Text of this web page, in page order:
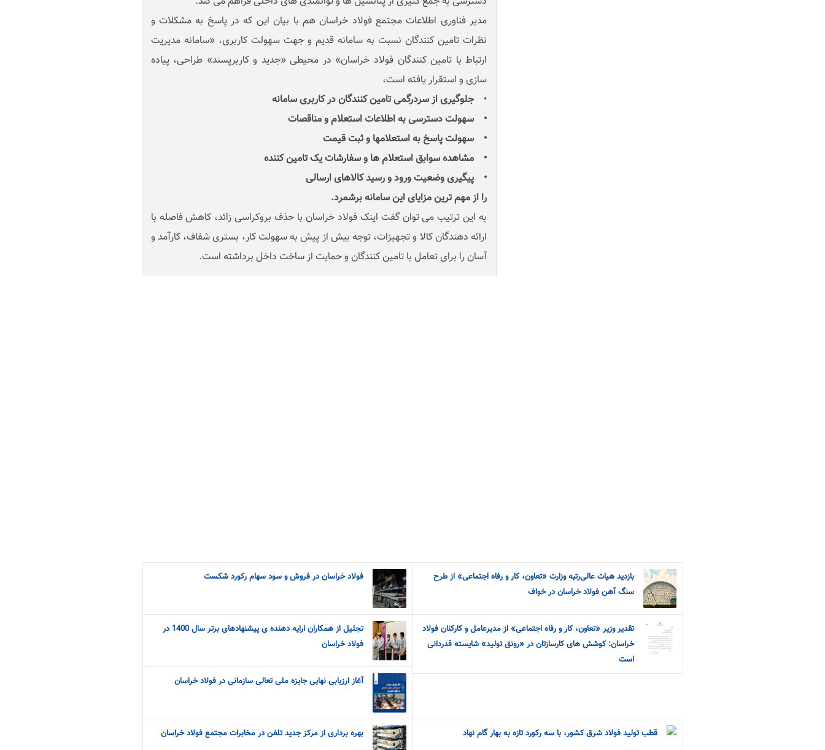
مدیر فناوری اطلاعات مجتمع فولاد خراسان هم با بیان این که در پاسخ به مشکلات و
نظرات تامین کنندگان نسبت به سامانه قدیم و جهت سهولت کاربری، «سامانه مدیریت
ارتباط با تامین کنندگان فولاد خراسان» در محیطی «جدید و کاربرپسند» طراحی، پیاده
سازی و استقرار یافته است،
•
جلوگیری از سردرگمی تامین کنندگان در کاربری سامانه
• سهولت دسترسی به اطلاعات استعلام و مناقصات
• سهولت پاسخ به استعلامها و ثبت قیمت
• مشاهده سوابق استعلام ها و سفارشات یک تامین کننده
• پیگیری وضعیت ورود و رسید کالاهای ارسالی
را از مهم ترین مزایای این سامانه برشمرد.
به این ترتیب می توان گفت اینک فولاد خراسان با حذف بروکراسی زائد، کاهش فاصله با
ارائه دهندگان کالا و تجهیزات، توجه بیش از پیش به سهولت کار، بستری شفاف، کارآمد و
آسان را برای تعامل با تامین کنندگان و حمایت از ساخت داخل برداشته است.
بازدید هیات عالی‌رتبه وزارت «تعاون، کار و رفاه اجتماعی» از طرح
سنگ آهن فولاد خراسان در خواف
فولاد خراسان در فروش و سود سهام رکورد شکست
تقدیر وزیر «تعاون، کار و رفاه اجتماعی» از مدیرعامل و کارکنان فولاد
خراسان: کوشش های کارسازتان در «رونق تولید» شایسته قدردانی
است
تجلیل از همکاران ارایه دهنده ی پیشنهادهای برتر سال 1400 در
فولاد خراسان
آغاز ارزیابی نهایی جایزه ملی تعالی سازمانی در فولاد خراسان
قطب تولید فولاد شرق کشور، با سه رکورد تازه به بهار گام نهاد بهره برداری از مرکز جدید تلفن در مخابرات مجتمع فولاد خراسان